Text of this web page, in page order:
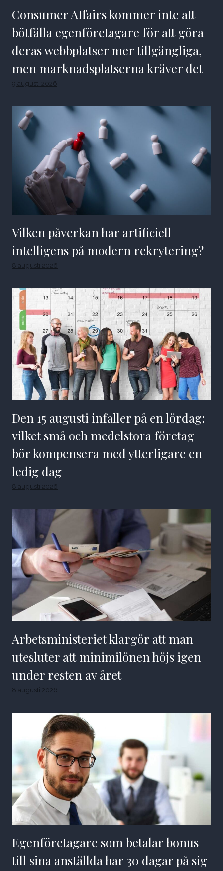
Consumer Affairs kommer inte att
bötfälla egenföretagare för att göra
deras webbplatser mer tillgängliga,
men marknadsplatserna kräver det
9 augusti 2026
Vilken påverkan har artificiell
intelligens på modern rekrytering?
8 augusti 2026
Den 15 augusti infaller på en lördag:
vilket små och medelstora företag
bör kompensera med ytterligare en
ledig dag
8 augusti 2026
Arbetsministeriet klargör att man
utesluter att minimilönen höjs igen
under resten av året
8 augusti 2026
Egenföretagare som betalar bonus
till sina anställda har 30 dagar på sig